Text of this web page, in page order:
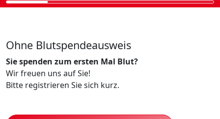
Ohne Blutspendeausweis
Sie spenden zum ersten Mal Blut?
Wir freuen uns auf Sie!
Bitte registrieren Sie sich kurz.